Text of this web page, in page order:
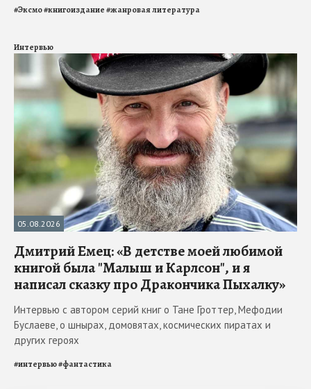
#Эксмо#книгоиздание#жанровая литература
Интервью
05.08.2026
Дмитрий Емец: «В детстве моей любимой
книгой была "Малыш и Карлсон", и я
написал сказку про Дракончика Пыхалку»
Интервью с автором серий книг о Тане Гроттер, Мефодии
Буслаеве, о шнырах, домовятах, космических пиратах и
других героях
#интервью#фантастика